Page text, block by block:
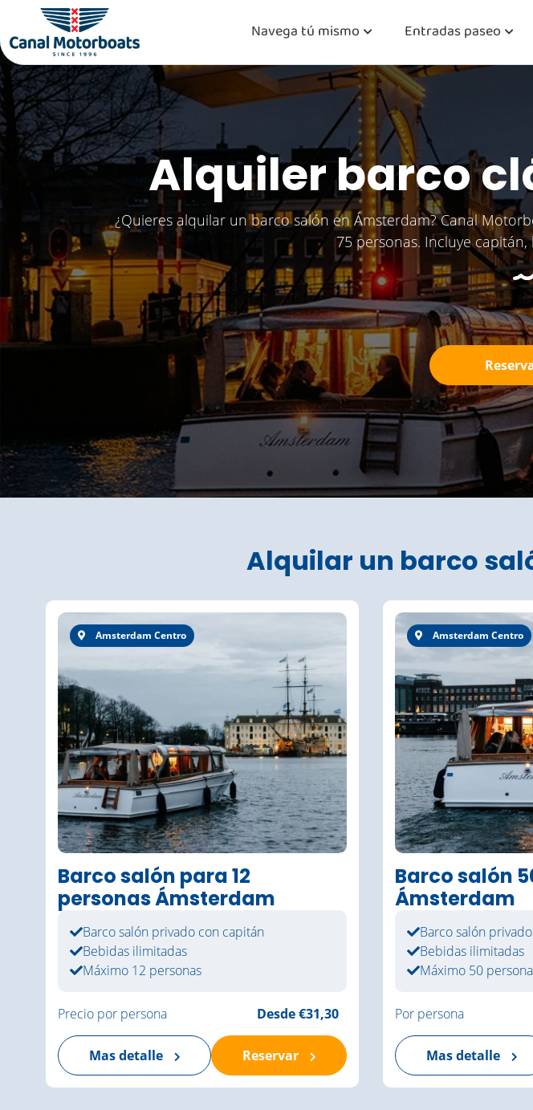
Navega tú mismo Entradas paseo
Alquiler barco
¿Quieres alquilar un barco salón en Ámsterdam? Canal
75 personas. Incluye
Alquilar un barco
Amsterdam Centro
Barco salón para 12
personas Ámsterdam
Barco salón privado con capitán
Bebidas ilimitadas
Máximo 12 personas
Precio por persona Desde €31,30
Reservar
Mas detalle
Amsterdam Centro
Barco salón
Ámsterdam
Barco salón
Bebidas ilimitadas
Máximo 50
Por persona
Mas detalle